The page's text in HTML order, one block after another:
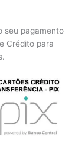
seu pagamento
Crédito para